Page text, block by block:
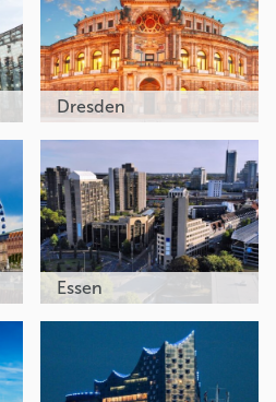
Dresden
Essen